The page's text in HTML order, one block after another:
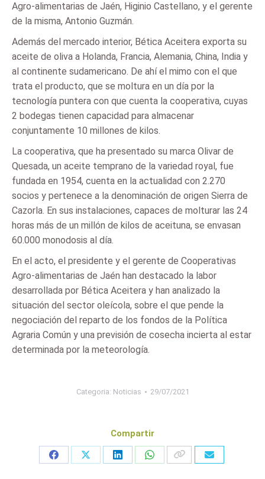
Agro-alimentarias de Jaén, Higinio Castellano, y el gerente
de la misma, Antonio Guzmán.
Además del mercado interior, Bética Aceitera exporta su
aceite de oliva a Holanda, Francia, Alemania, China, India y
al continente sudamericano. De ahí el mimo con el que
trata el producto, que se moltura en un día por la
tecnología puntera con que cuenta la cooperativa, cuyas
2 bodegas tienen capacidad para almacenar
conjuntamente 10 millones de kilos.
La cooperativa, que ha presentado su marca Olivar de
Quesada, un aceite temprano de la variedad royal, fue
fundada en 1954, cuenta en la actualidad con 2.270
socios y pertenece a la denominación de origen Sierra de
Cazorla. En sus instalaciones, capaces de molturar las 24
horas más de un millón de kilos de aceituna, se envasan
60.000 monodosis al día.
En el acto, el presidente y el gerente de Cooperativas
Agro-alimentarias de Jaén han destacado la labor
desarrollada por Bética Aceitera y han analizado la
situación del sector oleícola, sobre el que pende la
negociación del reparto de los fondos de la Política
Agraria Común y una previsión de cosecha incierta al estar
determinada por la meteorología.
Categoria: Noticias 29/07/2021
Compartir
Share
Share
Share
Share